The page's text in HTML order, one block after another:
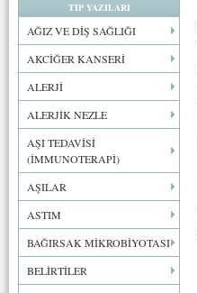
TIP YAZILARI
AĞIZ VE DİŞ SAĞLIĞI
AKCİĞER KANSERİ
ALERJİ
ALERJİK NEZLE
AŞI TEDAVİSİ
(İMMUNOTERAPİ)
AŞILAR
ASTIM
BAĞIRSAK MİKROBİYOTASI
BELİRTİLER